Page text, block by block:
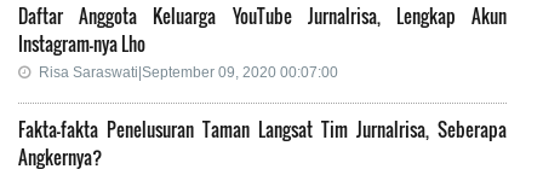
Daftar Anggota Keluarga YouTube Jurnalrisa, Lengkap Akun
Instagram-nya Lho
Risa Saraswati|September 09, 2020 00:07:00
Fakta-fakta Penelusuran Taman Langsat Tim Jurnalrisa, Seberapa
Angkernya?